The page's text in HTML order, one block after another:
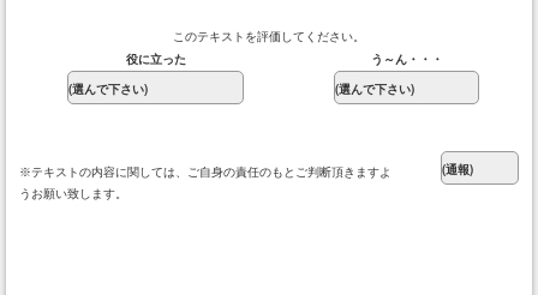
このテキストを評価してください。
役に立った
う～ん・・・
※テキストの内容に関しては、ご自身の責任のもとご判断頂きますよ
うお願い致します。